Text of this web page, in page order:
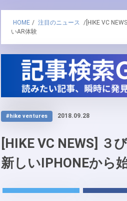
HOME / 注目のニュース /[HIKE VC
いAR体験
#hike ventures 2018.09.28
[HIKE VC NEWS] ３
新しいIPHONEから